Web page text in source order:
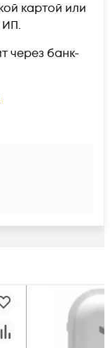
картой или
ИП.
через банк-